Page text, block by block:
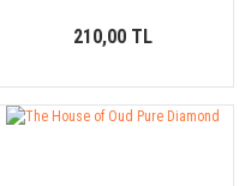
210,00 TL